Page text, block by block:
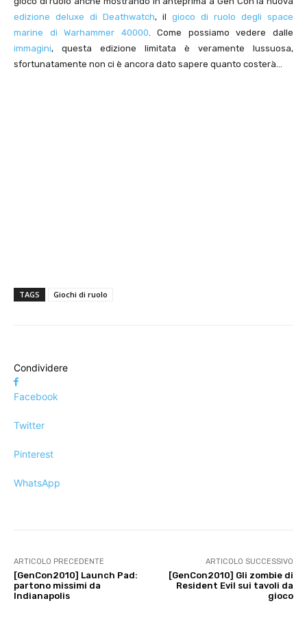
edizione deluxe di Deathwatch, il gioco di ruolo degli space
marine di Warhammer 40000. Come possiamo vedere dalle
immagini, questa edizione limitata è veramente lussuosa,
sfortunatamente non ci è ancora dato sapere quanto costerà…
TAGS Giochi di ruolo
Condividere
Facebook
Twitter
Pinterest
WhatsApp
ARTICOLO PRECEDENTE
[GenCon2010] Launch Pad:
partono missimi da
Indianapolis
ARTICOLO SUCCESSIVO
[GenCon2010] Gli zombie di
Resident Evil sui tavoli da
gioco